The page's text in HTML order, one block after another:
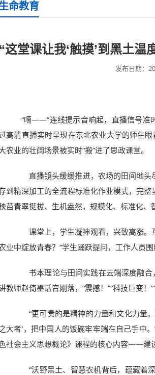
命教育
“这堂课让我‘触摸’到黑土
发布日期：
“嘀——”连线提示音响起，直播信号准
高清直播实时呈现在东北农业大学的师生
农业的壮阔场景被实时“搬”进了思政课堂。
直播镜头缓缓推进，农场的田间地头
到精深加工的全流程标准化作业模式，完
苗青翠挺拔、生机盎然，规模化、标准化、
课堂上，学生凝神观看，兴致高涨。
业中绽放青春？”学生踊跃提问，工作人员
书本理论与田间实践在云端深度融合
教师赵倚墨话音刚落，“震撼！”“科技巨变！
“更可贵的是精神的力量和文化力量。
大者’，把中国人的饭碗牢牢端在自己手中
社会主义思想概论》课程的核心内容——建
“沃野黑土、智慧农机背后，蕴藏着